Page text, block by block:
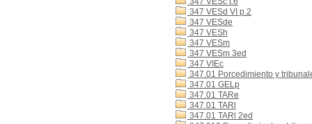
347 VESd VI p.2
347 VESde
347 VESh
347 VESm
347 VESm 3ed
347 VIEc
347.01 Porcedimiento y
347.01 GELp
347.01 TARe
347.01 TARl
347.01 TARl 2ed